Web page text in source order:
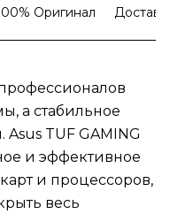
Оригинал
а стабильное
TUF GAMING
и эффективное
и процессоров,
весь